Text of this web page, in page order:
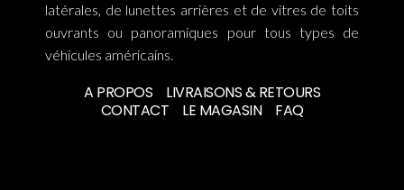
latérales, de lunettes arrières et de vitres de toits
ouvrants ou panoramiques pour tous types de
véhicules américains.
A PROPOS
LIVRAISONS & RETOURS
CONTACT
LE MAGASIN FAQ